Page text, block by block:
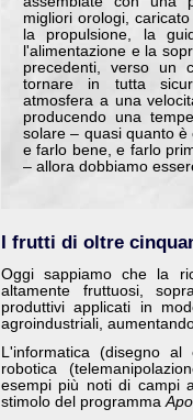
migliori orologi,
la propulsione, la
l'alimentazione e la
precedenti, verso un
tornare in tutta
atmosfera a una
producendo una
solare – quasi quanto
e farlo bene, e farlo
– allora dobbiamo
I frutti di oltre
Oggi sappiamo che la
altamente fruttuosi,
produttivi applicati in
agroindustriali,
L'informatica (disegno
robotica
esempi più noti di campi
stimolo del programma